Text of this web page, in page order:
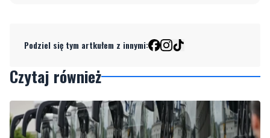
Podziel się tym artkułem z innymi:
Czytaj również